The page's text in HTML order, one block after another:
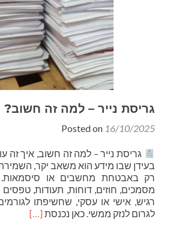
גריסת נייר – למה זה חשוב?
Posted on 16/10/2025
גריסת נייר – למה זה חשוב, איך זה
בעידן שבו מידע הוא משאב יקר,
רק באבטחת מחשבים או סיסמאות.
מסמכים, חוזים, דוחות, תעודות, טפסים
רגיש, אישי או עסקי, שחשיפתו
לגרום לנזק ממשי. כאן נכנסתRead
[…]